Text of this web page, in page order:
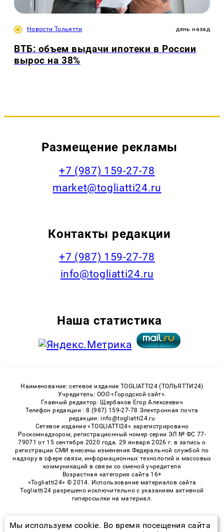
Новости Тольятти день назад
ВТБ: объем выдачи ипотеки в России
вырос на 38%
Размещение рекламы
+7 (987) 159-27-78
market@togliatti24.ru
Контакты редакции
+7 (987) 159-27-78
info@togliatti24.ru
Наша статистика
Наименование: сетевое издание TOGLIATTI24 (ТОЛЬЯТТИ24)
Учредитель: ООО «Городской сайт».
Главный редактор: Щербаков Егор Алексеевич
Телефон редакции : 8 (987) 159-27-78 Электронная почта
редакции: info@togliatti24.ru
Сетевое издание «TOGLIATTI24» зарегистрировано
Роскомнадзором, регистрационный номер серии ЭЛ № ФС 77-
79071 от 15 сентября 2020 года. 29 января 2026 г. в запись о
регистрации СМИ внесены изменения Федеральной службой по
надзору в сфере связи, информационных технологий и массовых
коммуникаций в связи со сменой учредителя
Возрастная категория сайта 16+
«Togliatti24» © 2014. Использование материалов сайта
Togliatti24 разрешено исключительно с указанием активной
гиперссылки на материал.
Мы используем cookie. Во время посещения сайта